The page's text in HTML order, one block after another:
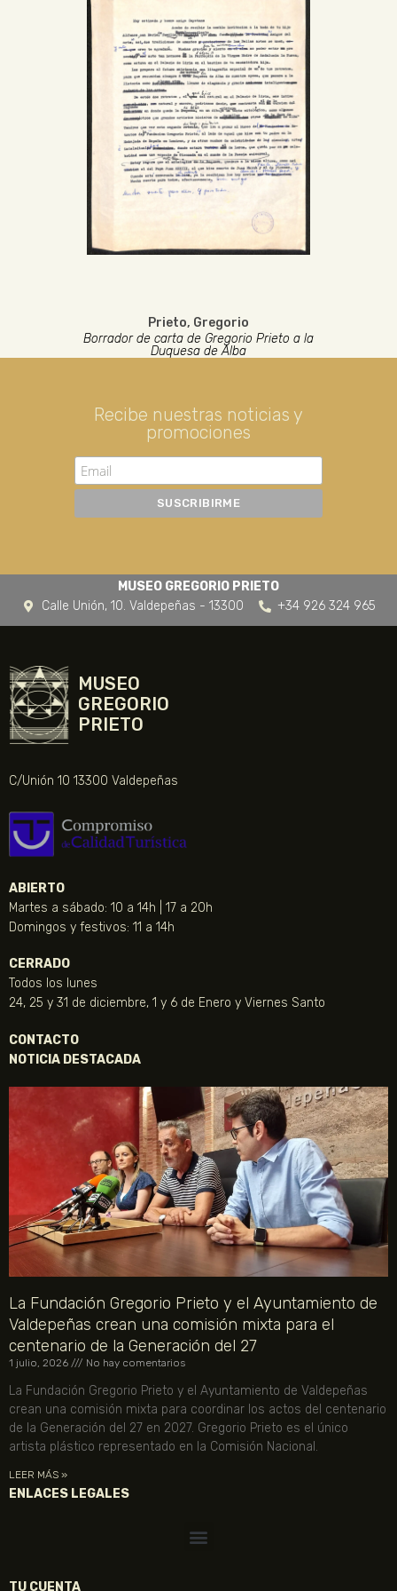
Prieto, Gregorio
Borrador de carta de Gregorio Prieto a la
Duquesa de Alba
Recibe nuestras noticias y
promociones
MUSEO GREGORIO PRIETO
Calle Unión, 10. Valdepeñas - 13300
+34 926 324 965
MUSEO
GREGORIO
PRIETO
C/Unión 10 13300 Valdepeñas
ABIERTO
Martes a sábado: 10 a 14h | 17 a 20h
Domingos y festivos: 11 a 14h
CERRADO
Todos los lunes
24, 25 y 31 de diciembre, 1 y 6 de Enero y Viernes Santo
CONTACTO
NOTICIA DESTACADA
La Fundación Gregorio Prieto y el Ayuntamiento de
Valdepeñas crean una comisión mixta para el
centenario de la Generación del 27
1 julio, 2026 No hay comentarios
La Fundación Gregorio Prieto y el Ayuntamiento de Valdepeñas
crean una comisión mixta para coordinar los actos del centenario
de la Generación del 27 en 2027. Gregorio Prieto es el único
artista plástico representado en la Comisión Nacional.
LEER MÁS »
ENLACES LEGALES
TU CUENTA